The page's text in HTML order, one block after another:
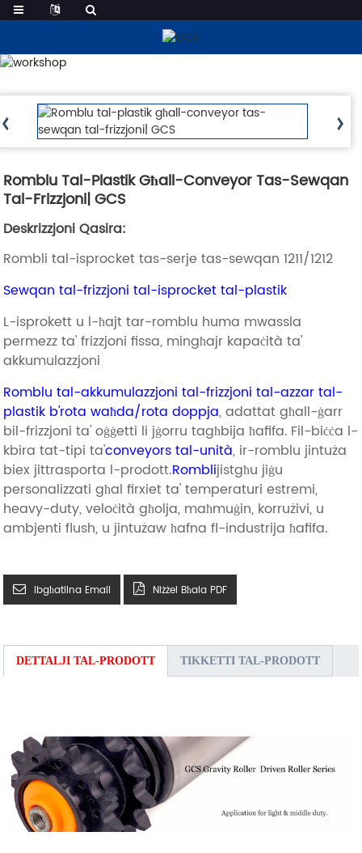
Prodotti
Romblu Tal-Plastik Għall-Conveyor Tas-Sewqan
Tal-Frizzjoni| GCS
Deskrizzjoni Qasira:
Rombli tal-isprocket tas-serje tas-sewqan 1211/1212
Sewqan tal-frizzjoni tal-isprocket tal-plastik
L-isprokett u l-ħajt tar-romblu huma mwassla
permezz ta' frizzjoni fissa, mingħajr kapaċità ta'
akkumulazzjoni
Romblu tal-akkumulazzjoni tal-frizzjoni tal-azzar tal-
plastik b'rota waħda/rota doppja, adattat għall-ġarr
bil-frizzjoni ta' oġġetti li jġorru tagħbija ħafifa. Fil-biċċa l-
kbira tat-tipi ta'conveyors tal-unità, ir-romblu jintuża
biex jittrasporta l-prodott.Romblijistgħu jiġu
personalizzati għal firxiet ta' temperaturi estremi,
heavy-duty, veloċità għolja, maħmuġin, korrużivi, u
ambjenti flush, u jintużaw ħafna fl-industrija ħafifa.
Ibgħatilna Email Niżżel Bħala PDF
DETTALJI TAL-PRODOTT TIKKETTI TAL-PRODOTT